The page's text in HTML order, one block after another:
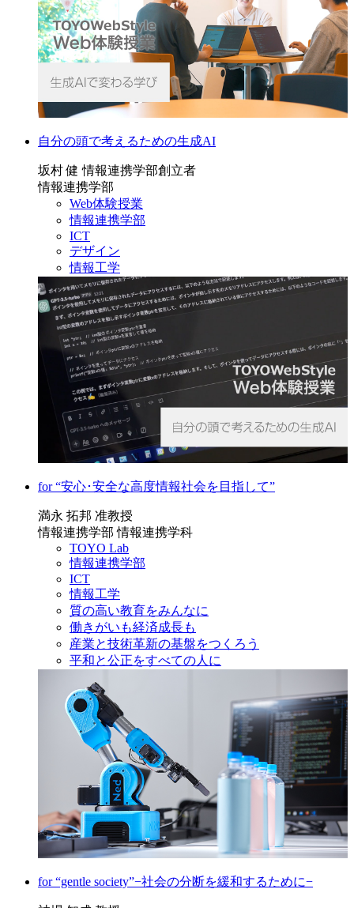
自分の頭で考えるための生成AI
坂村 健 情報連携学部創立者
情報連携学部
Web体験授業
情報連携学部
ICT
デザイン
情報工学
for “安心･安全な高度情報社会を目指して”
満永 拓邦 准教授
情報連携学部 情報連携学科
TOYO Lab
情報連携学部
ICT
情報工学
質の高い教育をみんなに
働きがいも経済成長も
産業と技術革新の基盤をつくろう
平和と公正をすべての人に
for “gentle society”−社会の分断を緩和するために−